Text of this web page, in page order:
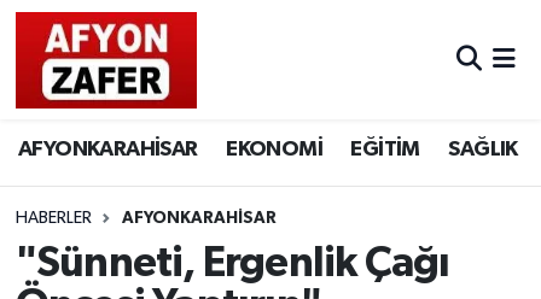
AFYONKARAHİSAR EKONOMİ EĞİTİM SAĞLIK
HABERLER AFYONKARAHİSAR
"Sünneti, Ergenlik Çağı